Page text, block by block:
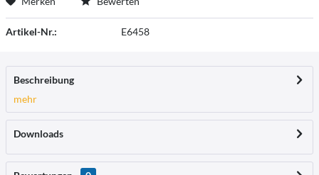
Artikel-Nr.: E6458
Beschreibung
mehr
Downloads